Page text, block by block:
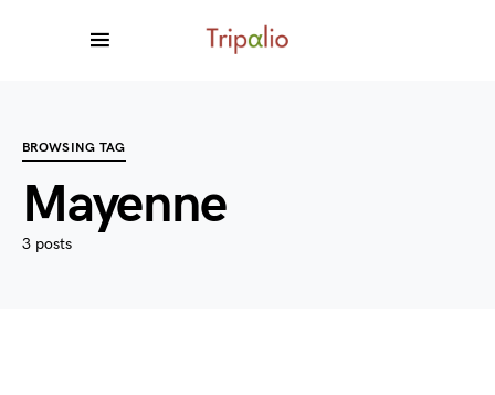
BROWSING TAG
Mayenne
3 posts